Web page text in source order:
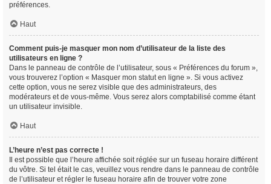
préférences.
Haut
Comment puis-je masquer mon nom d’utilisateur de la liste des
utilisateurs en ligne ?
Dans le panneau de contrôle de l’utilisateur, sous « Préférences du forum »,
vous trouverez l’option « Masquer mon statut en ligne ». Si vous activez
cette option, vous ne serez visible que des administrateurs, des
modérateurs et de vous-même. Vous serez alors comptabilisé comme étant
un utilisateur invisible.
Haut
L’heure n’est pas correcte !
Il est possible que l’heure affichée soit réglée sur un fuseau horaire différent
du vôtre. Si tel était le cas, veuillez vous rendre dans le panneau de contrôle
de l’utilisateur et régler le fuseau horaire afin de trouver votre zone